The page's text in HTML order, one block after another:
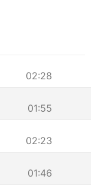
02:28
01:55
02:23
01:46